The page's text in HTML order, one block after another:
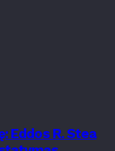
Eddos R. Stea